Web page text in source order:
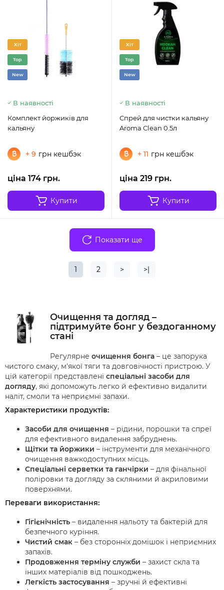
Хіт
Top
New
В наявності
Комплект йоржиків для
кальяну
+ 9 грн кешбэк
ціна 174 грн.
Купити
Хіт
Top
New
В наявності
Спрей для чистки кальяну
Aroma Clean 0.5л
+ 11 грн кешбэк
ціна 219 грн.
Купити
Показати ще
1 2 > >|
Очищення та догляд –
підтримуйте бонг у бездоганному
стані
Регулярне очищення бонга – це запорука
чистого смаку, м'якої тяги та довговічності пристрою. У
цій категорії представлені спеціальні засоби для
догляду, які допоможуть легко й ефективно видалити
наліт, смоли та неприємні запахи.
Характеристики продуктів:
Засоби для очищення – рідини, порошки та спреї
для ефективного видалення забруднень.
Щітки та йоржики – інструменти для механічного
очищення важкодоступних місць.
Спеціальні серветки та ганчірки – для фінальної
поліровки та догляду за скляними й акриловими
поверхнями.
Переваги використання:
Гігієнічність – видалення нальоту та бактерій для
безпечного куріння.
Чистий смак – без сторонніх домішок і неприємних
запахів.
Продовження терміну служби – захист скла та
інших матеріалів від пошкоджень.
Легкість застосування – зручні й ефективні